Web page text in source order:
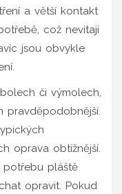
a větší kontakt
což nevítají
jsou obvykle
či výmolech,
pravděpodobnější.
oprava obtížnější.
potřebu pláště
opravit. Pokud